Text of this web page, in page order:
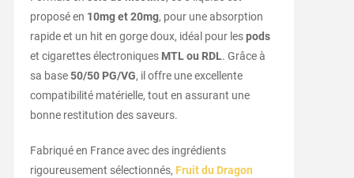
proposé en 10mg et 20mg, pour une absorption
rapide et un hit en gorge doux, idéal pour lespods
et cigarettes électroniques MTL ou RDL. Grâce à
sa base50/50 PG/VG, il offre une excellente
compatibilité matérielle, tout en assurant une
bonne restitution des saveurs.
Fabriqué en France avec des ingrédients
rigoureusement sélectionnés, Fruit du Dragon